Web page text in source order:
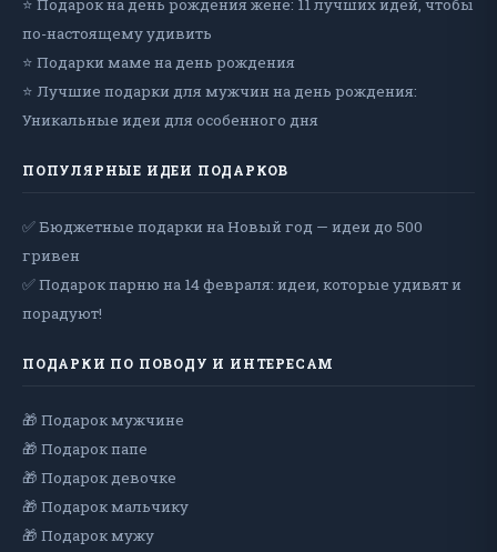
⭐ Подарок на день рождения жене: 11 лучших идей, чтобы
по-настоящему удивить
⭐ Подарки маме на день рождения
⭐ Лучшие подарки для мужчин на день рождения:
Уникальные идеи для особенного дня
ПОПУЛЯРНЫЕ ИДЕИ ПОДАРКОВ
✅ Бюджетные подарки на Новый год — идеи до 500
гривен
✅ Подарок парню на 14 февраля: идеи, которые удивят и
порадуют!
ПОДАРКИ ПО ПОВОДУ И ИНТЕРЕСАМ
🎁 Подарок мужчине
🎁 Подарок папе
🎁 Подарок девочке
🎁 Подарок мальчику
🎁 Подарок мужу